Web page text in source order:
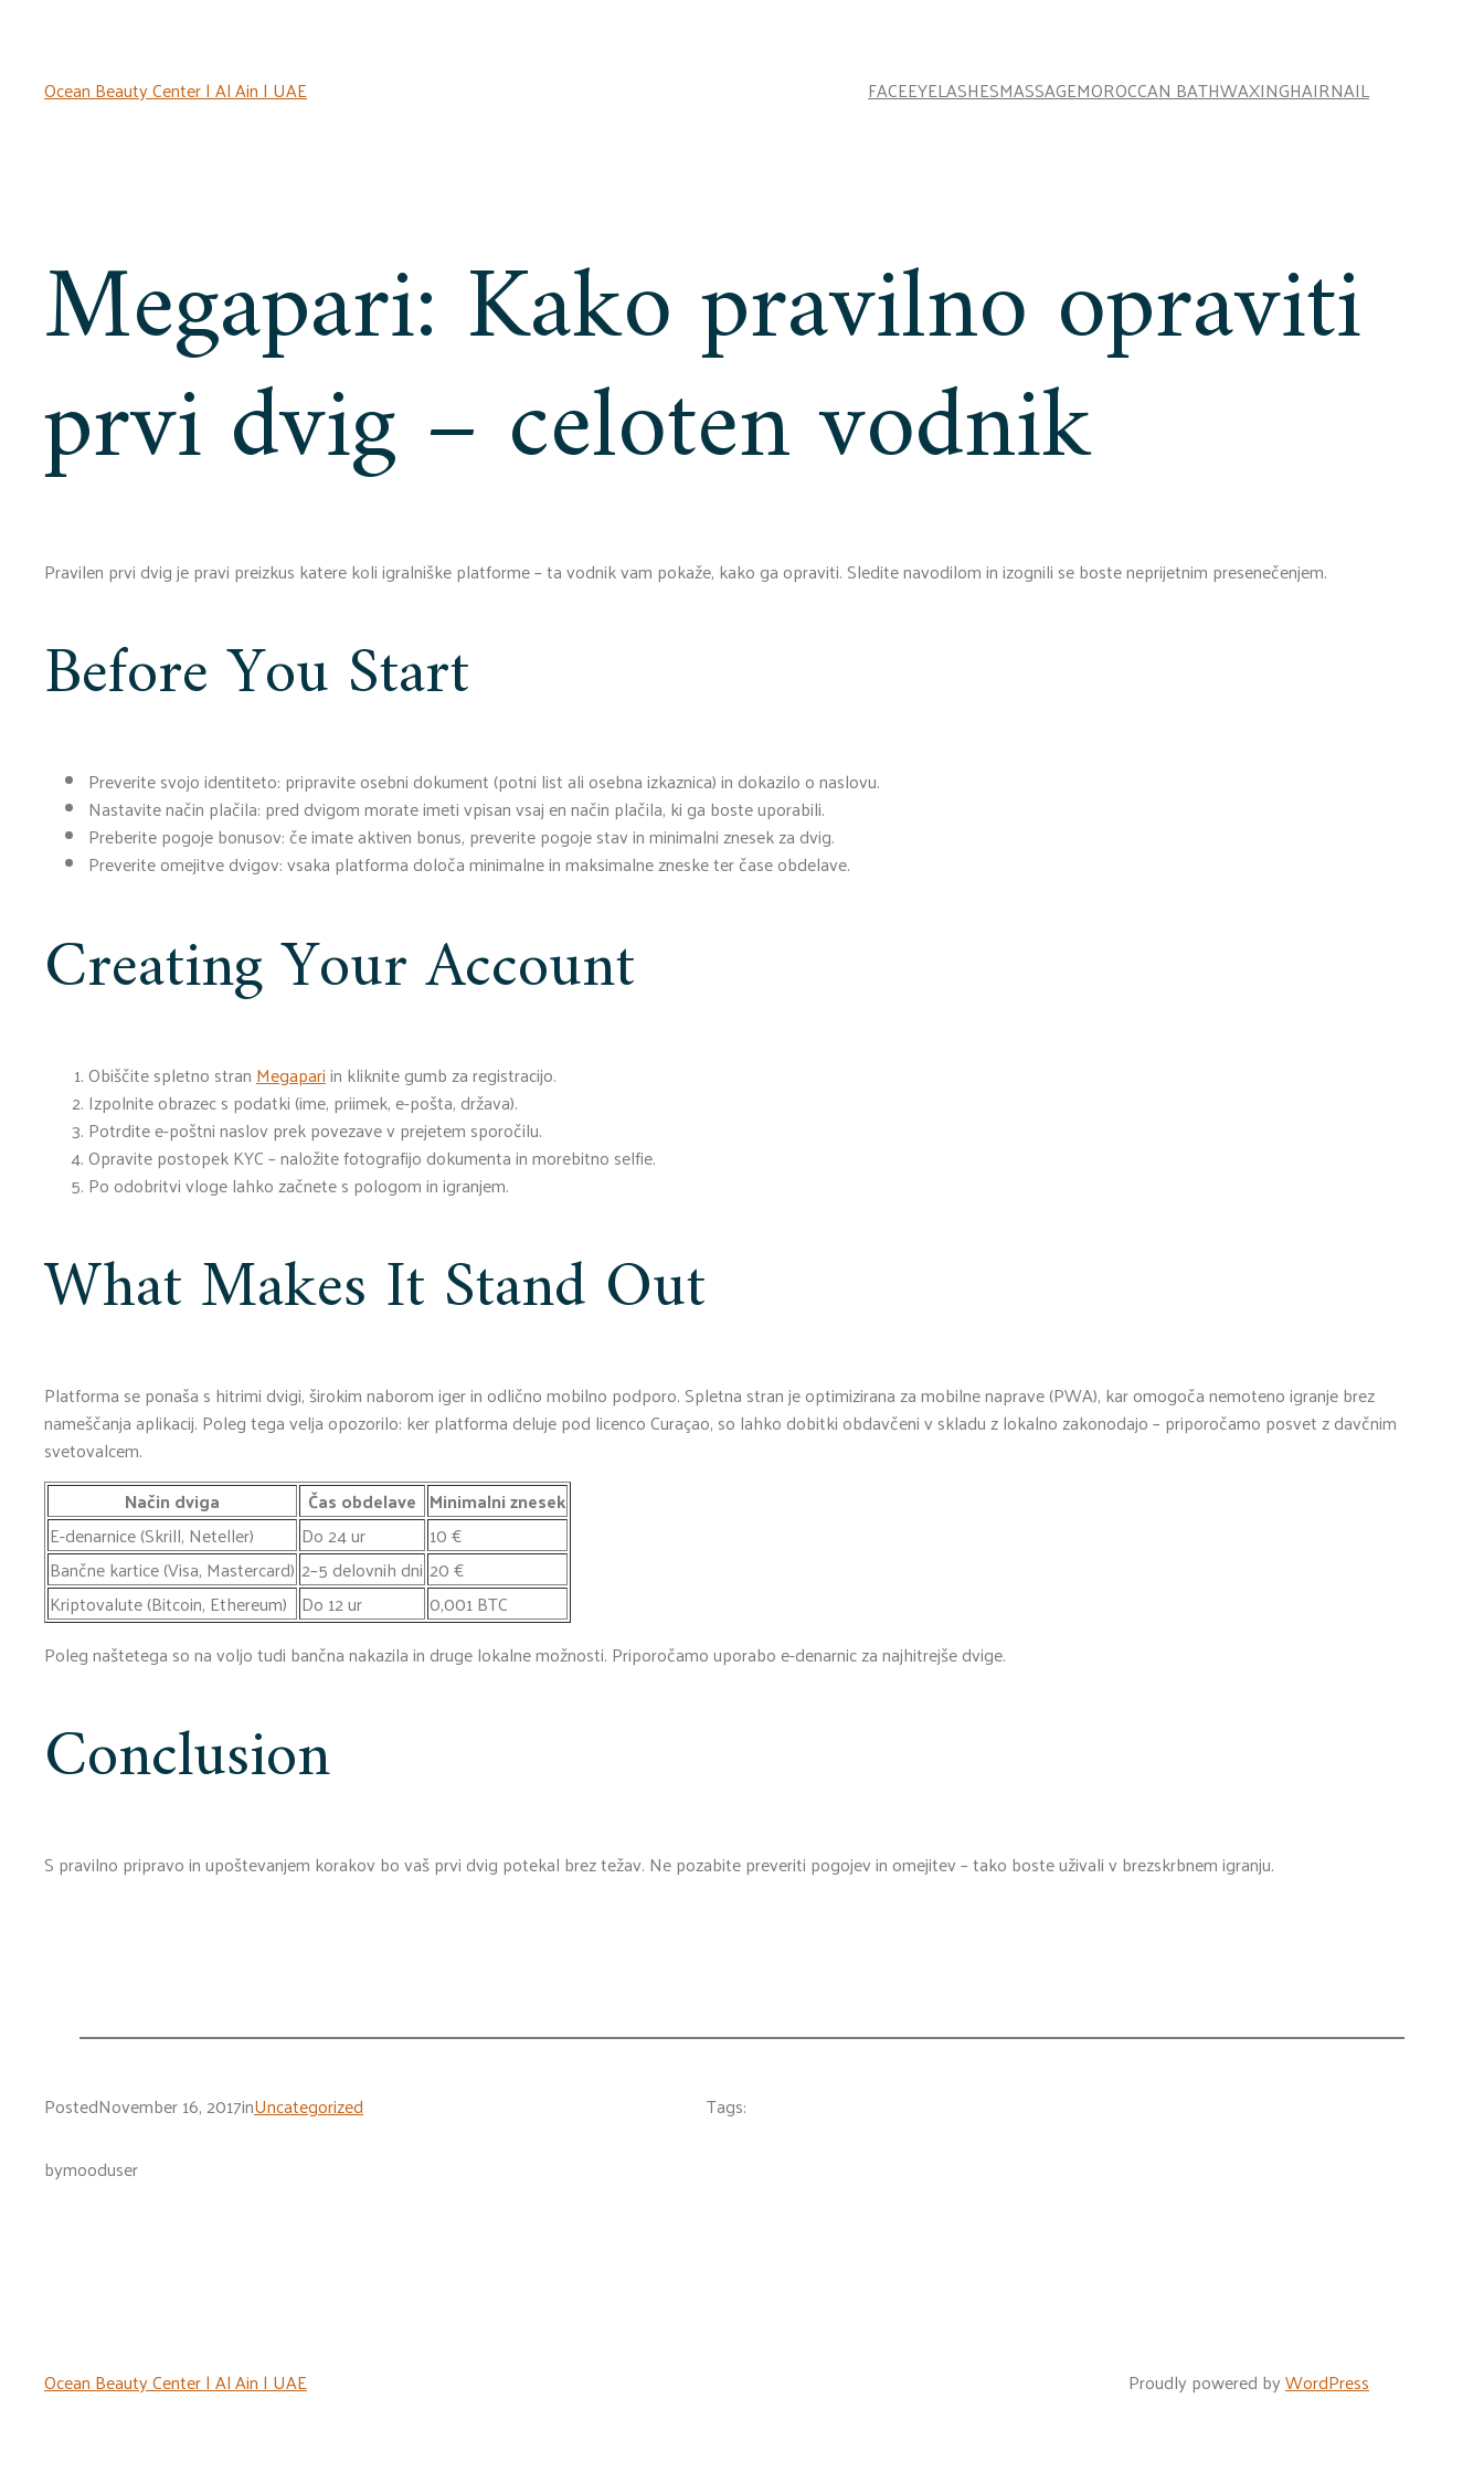
Ocean Beauty Center | Al Ain | UAE FACEEYELASHESMASSAGEMOROCCAN BATHWAXINGHAIRNAIL
Megapari: Kako pravilno opraviti
prvi dvig – celoten vodnik
Pravilen prvi dvig je pravi preizkus katere koli igralniške platforme – ta vodnik vam pokaže, kako ga opraviti. Sledite navodilom in izognili se boste neprijetnim presenečenjem.
Before You Start
Preverite svojo identiteto: pripravite osebni dokument (potni list ali osebna izkaznica) in dokazilo o naslovu.
Nastavite način plačila: pred dvigom morate imeti vpisan vsaj en način plačila, ki ga boste uporabili.
Preberite pogoje bonusov: če imate aktiven bonus, preverite pogoje stav in minimalni znesek za dvig.
Preverite omejitve dvigov: vsaka platforma določa minimalne in maksimalne zneske ter čase obdelave.
Creating Your Account
Obiščite spletno stran Megapariin kliknite gumb za registracijo.
Izpolnite obrazec s podatki (ime, priimek, e-pošta, država).
Potrdite e-poštni naslov prek povezave v prejetem sporočilu.
Opravite postopek KYC – naložite fotografijo dokumenta in morebitno selfie.
Po odobritvi vloge lahko začnete s pologom in igranjem.
What Makes It Stand Out
Platforma se ponaša s hitrimi dvigi, širokim naborom iger in odlično mobilno podporo. Spletna stran je optimizirana za mobilne naprave (PWA), kar omogoča nemoteno igranje brez
nameščanja aplikacij. Poleg tega velja opozorilo: ker platforma deluje pod licenco Curaçao, so lahko dobitki obdavčeni v skladu z lokalno zakonodajo – priporočamo posvet z davčnim
svetovalcem.
Način dviga
Čas obdelave Minimalni znesek
E-denarnice (Skrill, Neteller)
Do 24 ur
10 €
Bančne kartice (Visa, Mastercard) 2–5 delovnih dni 20 €
Kriptovalute (Bitcoin, Ethereum) Do 12 ur
0,001 BTC
Poleg naštetega so na voljo tudi bančna nakazila in druge lokalne možnosti. Priporočamo uporabo e-denarnic za najhitrejše dvige.
Conclusion
S pravilno pripravo in upoštevanjem korakov bo vaš prvi dvig potekal brez težav. Ne pozabite preveriti pogojev in omejitev – tako boste uživali v brezskrbnem igranju.
PostedNovember 16, 2017inUncategorized
bymooduser
Tags:
Ocean Beauty Center | Al Ain | UAE Proudly powered byWordPress